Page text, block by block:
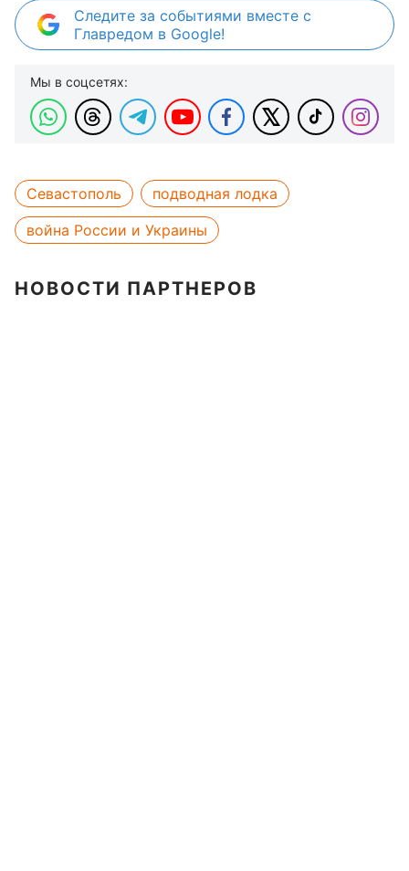
Следите за событиями вместе с
Главредом в Google!
Мы в соцсетях:
Севастополь
подводная лодка
война России и Украины
НОВОСТИ ПАРТНЕРОВ